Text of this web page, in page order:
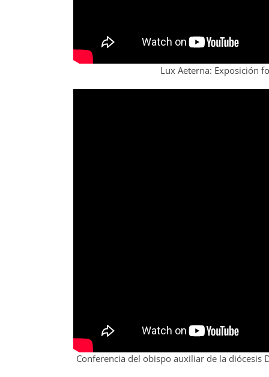
Lux Aeterna: Exposición
Conferencia del obispo auxiliar de la diócesis